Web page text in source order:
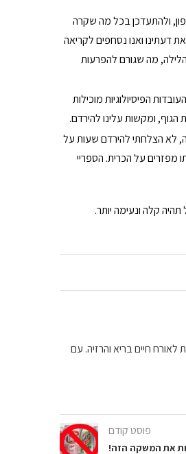
ולהתעדכן בכל מה שקרה
דעתינו ואנו נסחפים לקריאה
מה שגורם להפרעות
הפיסיולוגיות מוכילות
ומקשות עלינו להירדם.
לא הצלחתי להירדם שעות על
מפזרים על הכרית. הספריי
קלה ונעימה יותר.
לאורח חיים בריא והרזיה. עם
פוסט קודם
את המשקה הזה!